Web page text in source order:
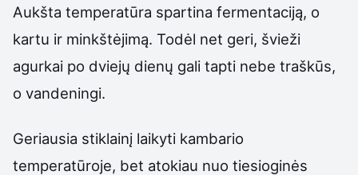
Aukšta temperatūra spartina fermentaciją, o
kartu ir minkštėjimą. Todėl net geri, švieži
agurkai po dviejų dienų gali tapti nebe traškūs,
o vandeningi.
Geriausia stiklainį laikyti kambario
temperatūroje, bet atokiau nuo tiesioginės